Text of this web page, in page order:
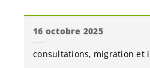
16 octobre 2025
consultations migration et